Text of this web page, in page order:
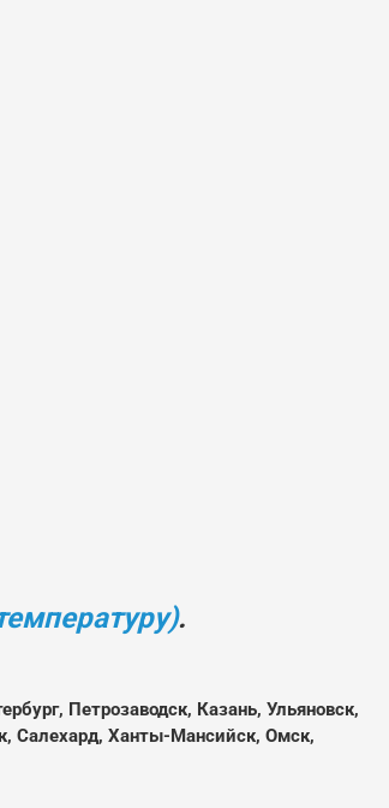
.
Петрозаводск, Казань, Ульяновск,
Салехард, Ханты-Мансийск, Омск,